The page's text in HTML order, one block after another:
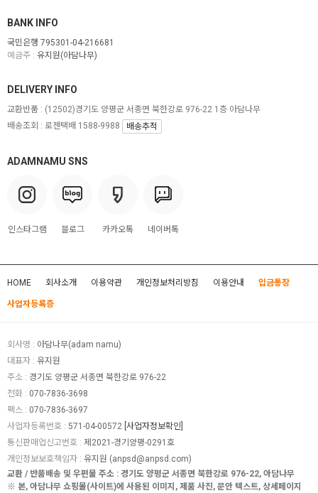
BANK INFO
국민은행 795301-04-216681
예금주 : 유지원(아담나무)
ADAMNAMU SNS
인스타그램 블로그 카카오톡 네이버톡
DELIVERY INFO
교환반품 : (12502)경기도 양평군 서종면 북한강로 976-22 1층 아담나무
배송조회 : 로젠택배 1588-9988
배송추적
HOME 회사소개 이용약관 개인정보처리방침 이용안내 입금통장
사업자등록증
회사명 : 아담나무(adam namu)
대표자 : 유지원
주소 : 경기도 양평군 서종면 북한강로 976-22
전화 : 070-7836-3698
팩스 : 070-7836-3697
사업자등록번호 : 571-04-00572 [사업자정보확인]
통신판매업신고번호 : 제2021-경기양평-0291호
개인정보보호책임자 : 유지원 (anpsd@anpsd.com)
교환 / 반품배송 및 우편물 주소 : 경기도 양평군 서종면 북한강로 976-22, 아담나무
※ 본, 아담나무 쇼핑몰(사이트)에 사용된 이미지, 제품 사진, 문안 텍스트, 상세페이지